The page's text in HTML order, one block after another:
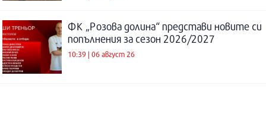
ФК „Розова долина“ представи новите си
попълнения за сезон 2026/2027
10:39 | 06 август 26